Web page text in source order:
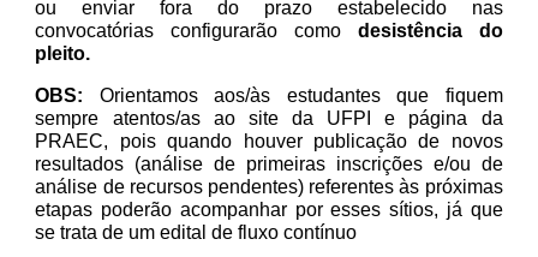
ou enviar fora do prazo estabelecido nas
convocatórias configurarão como desistência do
pleito.
OBS: Orientamos aos/às estudantes que fiquem
sempre atentos/as ao site da UFPI e página da
PRAEC, pois quando houver publicação de novos
resultados (análise de primeiras inscrições e/ou de
análise de recursos pendentes) referentes às próximas
etapas poderão acompanhar por esses sítios, já que
se trata de um edital de fluxo contínuo